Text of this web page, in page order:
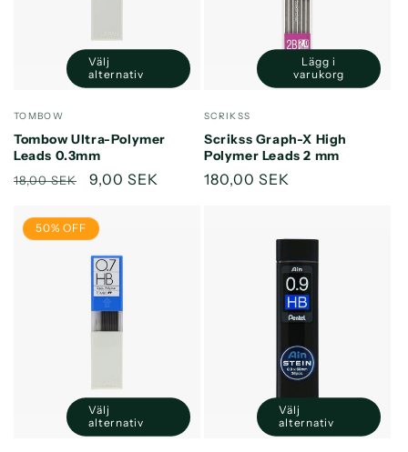
Säljare:
TOMBOW
Tombow Ultra-Polymer
Leads 0.3mm
Ordinarie
18,00 SEK Försäljningspris
9,00 SEK
Välj
alternativ
Säljare:
SCRIKSS
Scrikss Graph-X High
Polymer Leads 2 mm
Ordinarie
180,00 SEK
Minska
kvantitet
Title
Öka
kvantitet
Title
Lägg i
varukorg
50% OFF
Välj
alternativ
Välj
alternativ